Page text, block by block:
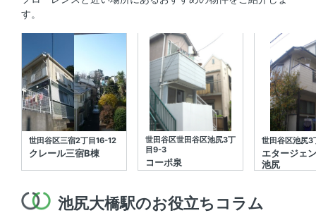
す。
世田谷区三宿2丁目16-12
クレール三宿B棟
世田谷区世田谷区池尻3丁
目9-3
コーポ泉
世田谷区池尻
エタージェ
池尻
池尻大橋駅のお役立ちコラム